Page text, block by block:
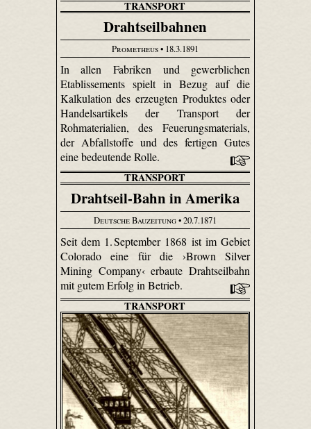
TRANSPORT
Drahtseilbahnen
Prometheus• 18.3.1891
In allen Fabriken und gewerblichen
Etablissements spielt in Bezug auf die
Kalkulation des erzeugten Produktes oder
Handelsartikels der Transport der
Rohmaterialien, des Feuerungsmaterials,
der Abfallstoffe und des fertigen Gutes
eine bedeutende Rolle.
TRANSPORT
Drahtseil-Bahn in Amerika
Deutsche Bauzeitung• 20.7.1871
Seit dem 1. September 1868 ist im Gebiet
Colorado eine für die ›Brown Silver
Mining Company‹ erbaute Drahtseilbahn
mit gutem Erfolg in Betrieb.
TRANSPORT